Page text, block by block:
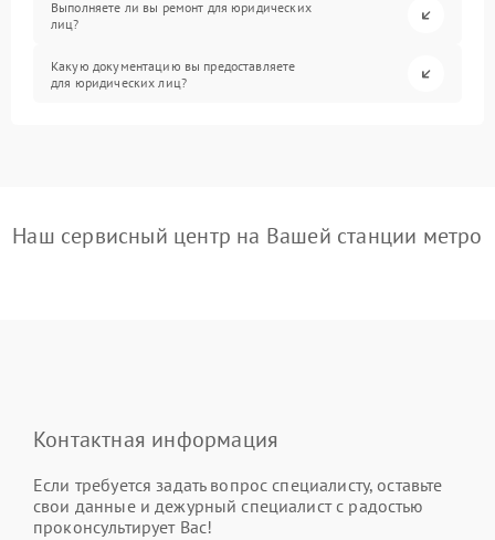
Выполняете ли вы ремонт для юридических
лиц?
Какую документацию вы предоставляете
для юридических лиц?
Наш сервисный центр на Вашей станции метро
Контактная информация
Если требуется задать вопрос специалисту, оставьте
свои данные и дежурный специалист с радостью
проконсультирует Вас!